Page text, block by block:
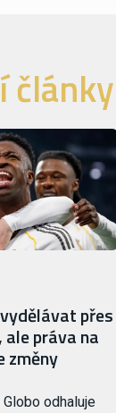
články
přes
práva na
změny
odhaluje